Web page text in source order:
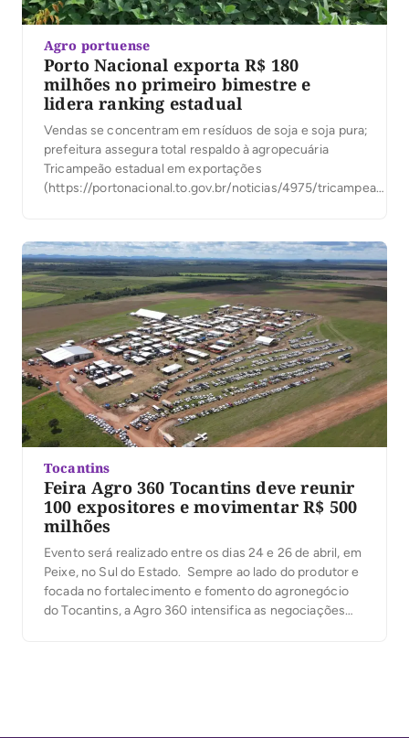
Agro portuense
Porto Nacional exporta R$ 180
milhões no primeiro bimestre e
lidera ranking estadual
Vendas se concentram em resíduos de soja e soja pura;
prefeitura assegura total respaldo à agropecuária
Tricampeão estadual em exportações
(https://portonacional.to.gov.br/noticias/4975/tricampeao-
arranca 2025 mais uma vez na ponta entre as cidades que
mais vendem para o exterior. No primeiro bimestre deste
ano, a cidade registrou US$ 33,4 milhões (cerca de R$ 180
milhões) […]
Tocantins
Feira Agro 360 Tocantins deve reunir
100 expositores e movimentar R$ 500
milhões
Evento será realizado entre os dias 24 e 26 de abril, em
Peixe, no Sul do Estado. Sempre ao lado do produtor e
focada no fortalecimento e fomento do agronegócio
do Tocantins, a Agro 360 intensifica as negociações